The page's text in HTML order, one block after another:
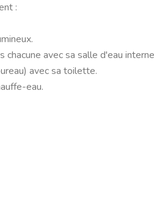
:
avec sa salle d'eau
avec sa toilette.
eau.